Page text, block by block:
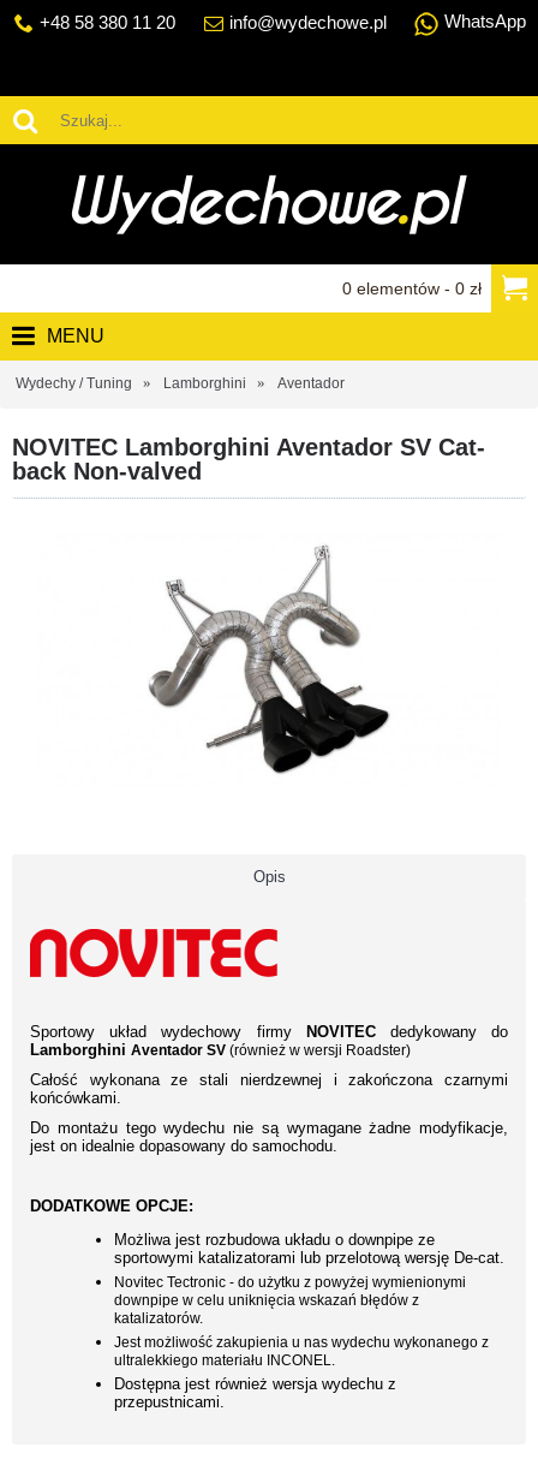
+48 58 380 11 20 info@wydechowe.pl WhatsApp
0 elementów - 0 zł
MENU
Wydechy / Tuning Lamborghini Aventador
NOVITEC Lamborghini Aventador SV Cat-
back Non-valved
Opis
Sportowy układ wydechowy firmy NOVITEC dedykowany do
Lamborghini Aventador SV (również w wersji Roadster)
Całość wykonana ze stali nierdzewnej i zakończona czarnymi
końcówkami.
Do montażu tego wydechu nie są wymagane żadne modyfikacje,
jest on idealnie dopasowany do samochodu.
DODATKOWE OPCJE:
Możliwa jest rozbudowa układu o downpipe ze
sportowymi katalizatorami lub przelotową wersję De-cat.
Novitec Tectronic - do użytku z powyżej wymienionymi
downpipe w celu uniknięcia wskazań błędów z
katalizatorów.
Jest możliwość zakupienia u nas wydechu wykonanego z
ultralekkiego materiału INCONEL.
Dostępna jest również wersja wydechu z
przepustnicami.